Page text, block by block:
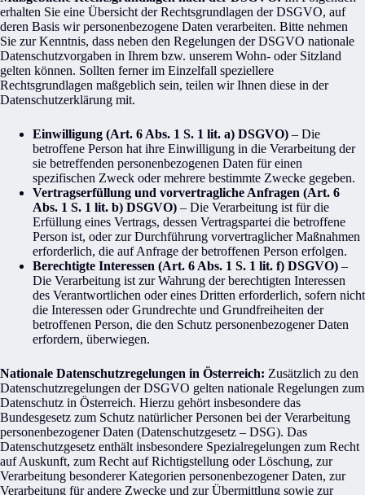
erhalten Sie eine Übersicht der Rechtsgrundlagen der DSGVO, auf
deren Basis wir personenbezogene Daten verarbeiten. Bitte nehmen
Sie zur Kenntnis, dass neben den Regelungen der DSGVO nationale
Datenschutzvorgaben in Ihrem bzw. unserem Wohn- oder Sitzland
gelten können. Sollten ferner im Einzelfall speziellere
Rechtsgrundlagen maßgeblich sein, teilen wir Ihnen diese in der
Datenschutzerklärung mit.
Einwilligung (Art. 6 Abs. 1 S. 1 lit. a) DSGVO) – Die
betroffene Person hat ihre Einwilligung in die Verarbeitung der
sie betreffenden personenbezogenen Daten für einen
spezifischen Zweck oder mehrere bestimmte Zwecke gegeben.
Vertragserfüllung und vorvertragliche Anfragen (Art. 6
Abs. 1 S. 1 lit. b) DSGVO) – Die Verarbeitung ist für die
Erfüllung eines Vertrags, dessen Vertragspartei die betroffene
Person ist, oder zur Durchführung vorvertraglicher Maßnahmen
erforderlich, die auf Anfrage der betroffenen Person erfolgen.
Berechtigte Interessen (Art. 6 Abs. 1 S. 1 lit. f) DSGVO) –
Die Verarbeitung ist zur Wahrung der berechtigten Interessen
des Verantwortlichen oder eines Dritten erforderlich, sofern nicht
die Interessen oder Grundrechte und Grundfreiheiten der
betroffenen Person, die den Schutz personenbezogener Daten
erfordern, überwiegen.
Nationale Datenschutzregelungen in Österreich: Zusätzlich zu den
Datenschutzregelungen der DSGVO gelten nationale Regelungen zum
Datenschutz in Österreich. Hierzu gehört insbesondere das
Bundesgesetz zum Schutz natürlicher Personen bei der Verarbeitung
personenbezogener Daten (Datenschutzgesetz – DSG). Das
Datenschutzgesetz enthält insbesondere Spezialregelungen zum Recht
auf Auskunft, zum Recht auf Richtigstellung oder Löschung, zur
Verarbeitung besonderer Kategorien personenbezogener Daten, zur
Verarbeitung für andere Zwecke und zur Übermittlung sowie zur